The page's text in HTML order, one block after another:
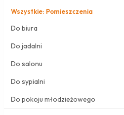
Wszystkie: Pomieszczenia
Do biura
Do jadalni
Do salonu
Do sypialni
Do pokoju młodzieżowego